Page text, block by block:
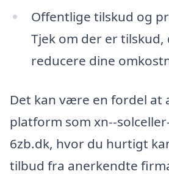
Offentlige tilskud og
Tjek om der er tilskud,
reducere dine
Det kan være en fordel at
platform som xn--
6zb.dk, hvor du hurtigt
tilbud fra anerkendte